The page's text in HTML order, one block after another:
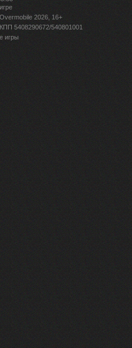
2026, 16+
5408290672/540801001
игры